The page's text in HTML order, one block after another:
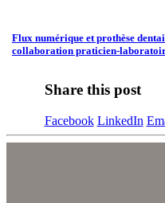
Flux numérique et prothèse
collaboration praticien-
Share this post
Facebook LinkedIn